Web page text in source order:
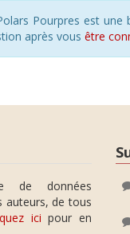
Pourpres est
après vous être
de données
auteurs, de tous
ici pour en